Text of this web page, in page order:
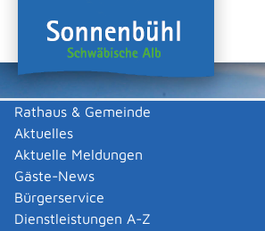
Rathaus & Gemeinde
Aktuelles
Aktuelle Meldungen
Gäste-News
Bürgerservice
Dienstleistungen A-Z
Sie sind hier:
Vereine